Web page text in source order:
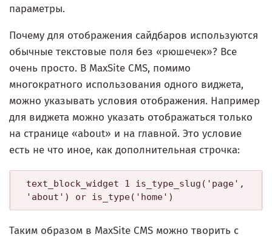
параметры.
Почему для отображения сайдбаров используются
обычные текстовые поля без «рюшечек»? Все
очень просто. В MaxSite CMS, помимо
многократного использования одного виджета,
можно указывать условия отображения. Например
для виджета можно указать отображаться только
на странице «about» и на главной. Это условие
есть не что иное, как дополнительная строчка:
text_block_widget 1 is_type_slug('page',
Таким образом в MaxSite CMS можно творить с